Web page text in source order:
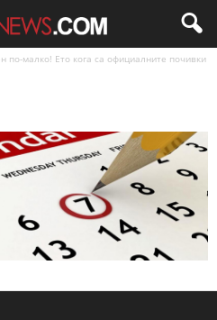
по-малко! Ето кога са официалните почивки